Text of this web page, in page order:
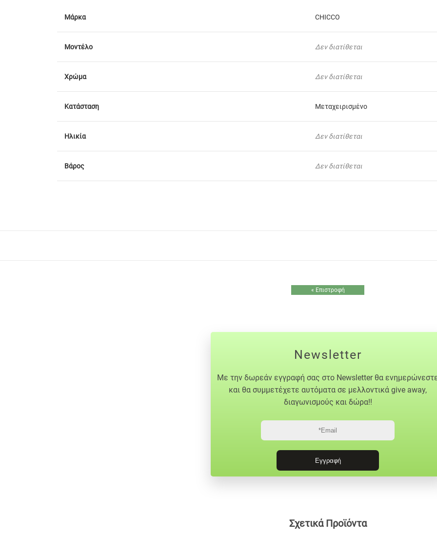
Μάρκα CHICCO
Μοντέλο Δεν διατίθεται
Χρώμα Δεν διατίθεται
Κατάσταση Μεταχειρισμένο
Ηλικία Δεν διατίθεται
Βάρος Δεν διατίθεται
« Επιστροφή
Newsletter
Με την δωρεάν εγγραφή σας στο Newsletter θα
και θα συμμετέχετε αυτόματα σε μελλοντικά give away,
διαγωνισμούς και δώρα!!
Σχετικά Προϊόντα